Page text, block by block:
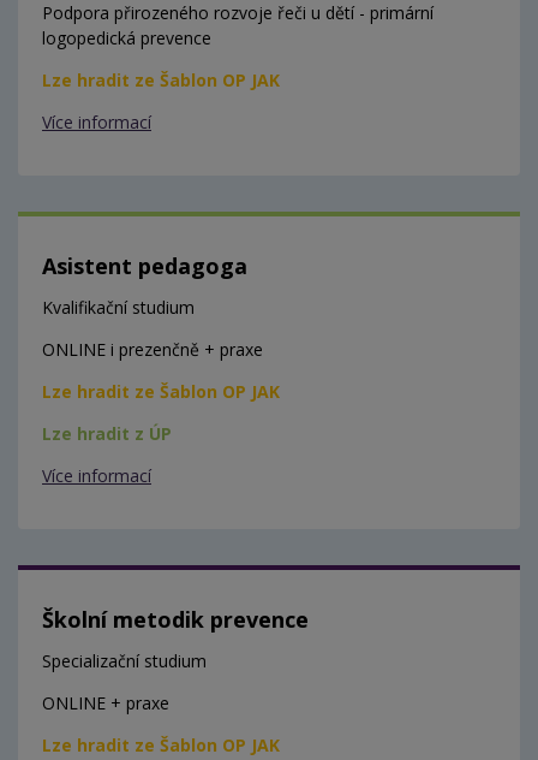
Podpora přirozeného rozvoje řeči u dětí - primární
logopedická prevence
Lze hradit ze Šablon OP JAK
Více informací
Asistent pedagoga
Kvalifikační studium
ONLINE i prezenčně + praxe
Lze hradit ze Šablon OP JAK
Lze hradit z ÚP
Více informací
Školní metodik prevence
Specializační studium
ONLINE + praxe
Lze hradit ze Šablon OP JAK